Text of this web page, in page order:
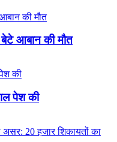
आबान की मौत
पेश की